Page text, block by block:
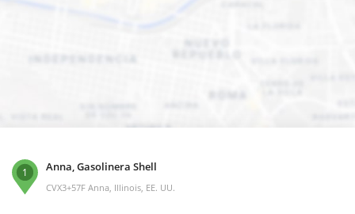
1 Anna, Gasolinera Shell
CVX3+57F Anna, Illinois, EE. UU.